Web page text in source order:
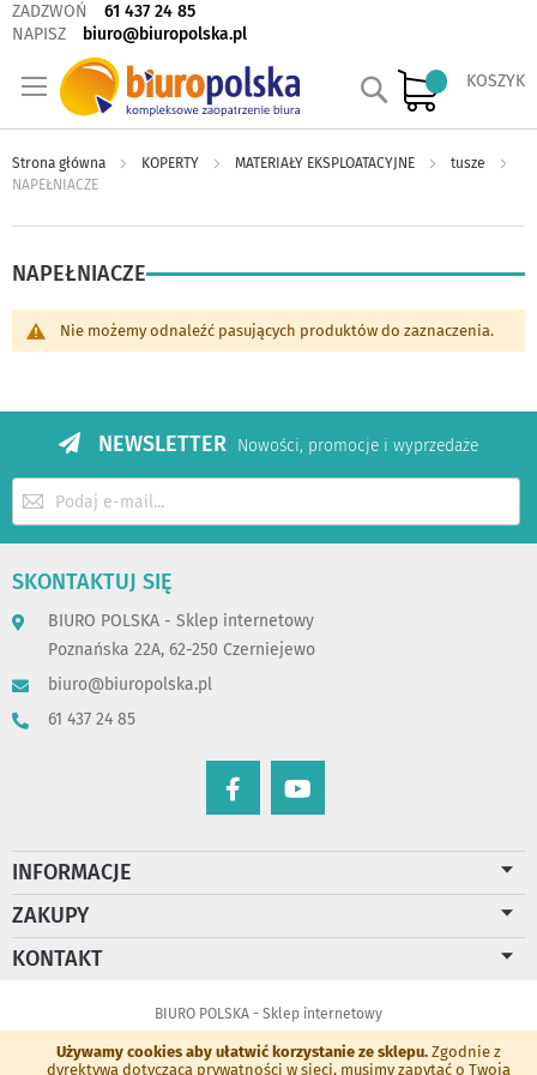
Używamy cookies aby ułatwić korzystanie ze sklepu. Zgodnie z
dyrektywą dotyczącą prywatności w sieci, musimy zapytać o Twoją
ZADZWOŃ
61 437 24 85
NAPISZ
biuro@biuropolska.pl
KOSZYK
Szukaj
Strona główna KOPERTY MATERIAŁY EKSPLOATACYJNE
tusze
NAPEŁNIACZE
NAPEŁNIACZE
Nie możemy odnaleźć pasujących produktów do zaznaczenia.
NEWSLETTER Nowości, promocje i wyprzedaże
Subskrybuj
nasz
SKONTAKTUJ SIĘ
BIURO POLSKA - Sklep internetowy
Poznańska 22A, 62-250 Czerniejewo
biuro@biuropolska.pl
61 437 24 85
INFORMACJE
ZAKUPY
KONTAKT
BIURO POLSKA - Sklep internetowy